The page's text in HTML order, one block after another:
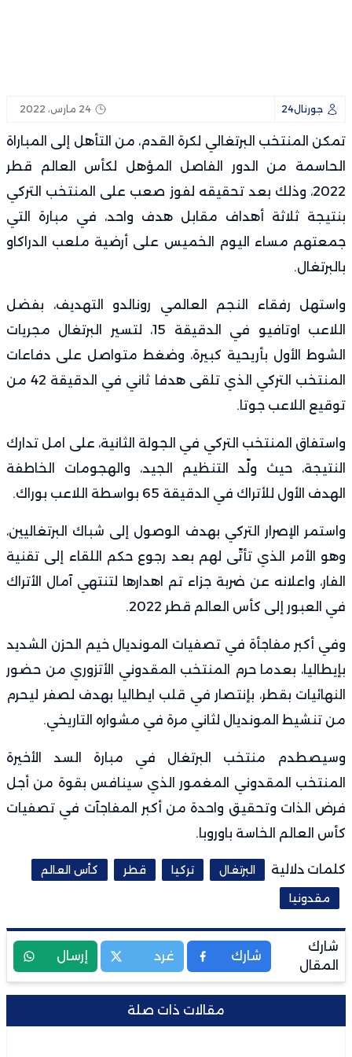
تمنح ممثلي المغرب بداية مريحة قارياً
156 خطاً جوياً و5.3 ملايين مقعد.. المغرب يطلق أضخم خطة
للربط الجوي مع ريانير
فاس..مصرع ثلاثيني دهسا تحت عجلات قطار ببنسودة
ركود اقتصادي مباغت بالمضيق: كيف عصفت أحداث “معبر
سبتة” بآمال التجار في ذروة الموسم الصيفي؟
جورنال24 24 مارس، 2022
تمكن المنتخب البرتغالي لكرة القدم، من التأهل إلى المباراة
الحاسمة من الدور الفاصل المؤهل لكأس العالم قطر
2022، وذلك بعد تحقيقه لفوز صعب على المنتخب التركي
بنتيجة ثلاثة أهداف مقابل هدف واحد، في مبارة التي
جمعتهم مساء اليوم الخميس على أرضية ملعب الدراكاو
بالبرتغال.
واستهل رفقاء النجم العالمي رونالدو التهديف، بفضل
اللاعب اوتافيو في الدقيقة 15، لتسير البرتغال مجريات
الشوط الأول بأريحية كبيرة، وضغط متواصل على دفاعات
المنتخب التركي الذي تلقى هدفا ثاني في الدقيقة 42 من
توقيع اللاعب جوتا.
واستفاق المنتخب التركي في الجولة الثانية، على امل تدارك
النتيجة، حيث ولّد التنظيم الجيد، والهجومات الخاطفة
الهدف الأول للأتراك في الدقيقة 65 بواسطة اللاعب بوراك.
واستمر الإصرار التركي بهدف الوصول إلى شباك البرتغاليين،
وهو الأمر الذي تأتّى لهم بعد رجوع حكم اللقاء إلى تقنية
الفار، واعلانه عن ضربة جزاء تم اهدارها لتنتهي آمال الأتراك
في العبور إلى كأس العالم قطر 2022.
وفي أكبر مفاجأة في تصفيات المونديال خيم الحزن الشديد
بإيطاليا، بعدما حرم المنتخب المقدوني الأتزوري من حضور
النهائيات بقطر، بإنتصار في قلب ايطاليا بهدف لصفر ليحرم
من تنشيط المونديال لثاني مرة في مشواره التاريخي.
وسيصطدم منتخب البرتغال في مبارة السد الأخيرة
المنتخب المقدوني المغمور الذي سينافس بقوة من أجل
فرض الذات وتحقيق واحدة من أكبر المفاجآت في تصفيات
كأس العالم الخاسة باوروبا.
كلمات دلالية البرتغال تركيا قطر
كأس العالم
مقدونيا
شارك
المقال
شارك غرد إرسال
مقالات ذات صلة